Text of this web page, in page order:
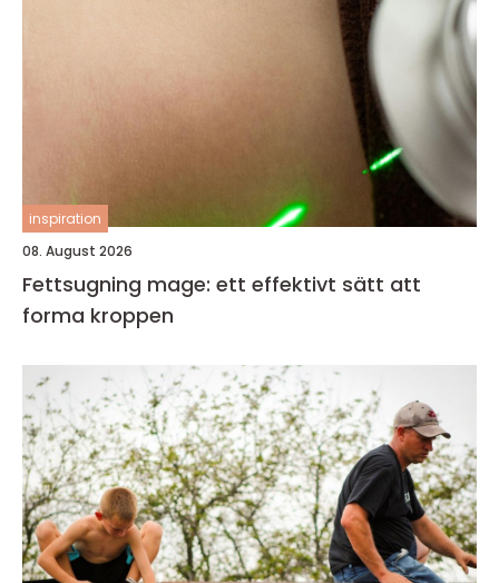
inspiration
08. August 2026
Fettsugning mage: ett effektivt sätt att
forma kroppen